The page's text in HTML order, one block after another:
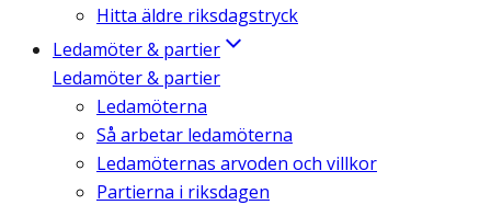
Hitta äldre riksdagstryck
Ledamöter & partier
Ledamöter & partier
Ledamöterna
Så arbetar ledamöterna
Ledamöternas arvoden och villkor
Partierna i riksdagen